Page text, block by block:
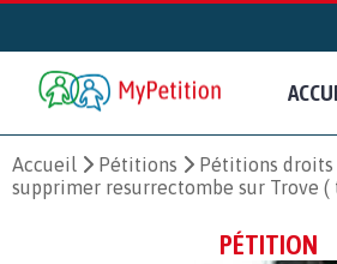
Accueil Pétitions
Pétitions droits
supprimer resurrectombe sur Trove (
PÉTITION